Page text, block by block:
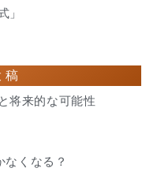
」
将来的な可能性
くなる？